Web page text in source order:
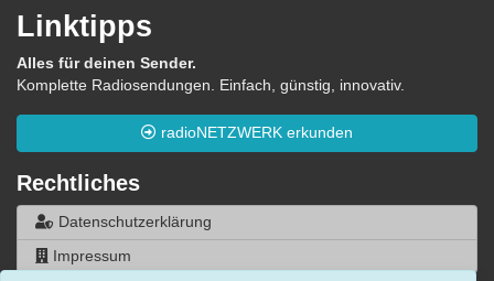
Linktipps
Alles für deinen Sender.
Komplette Radiosendungen. Einfach, günstig, innovativ.
radioNETZWERK erkunden
Rechtliches
Datenschutzerklärung
Impressum